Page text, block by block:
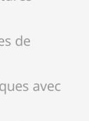
de
avec